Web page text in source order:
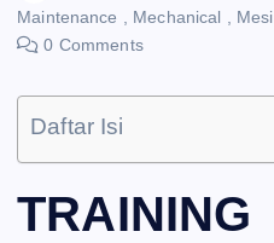
Maintenance
Mechanical
0 Comments
Daftar Isi
TRAINING